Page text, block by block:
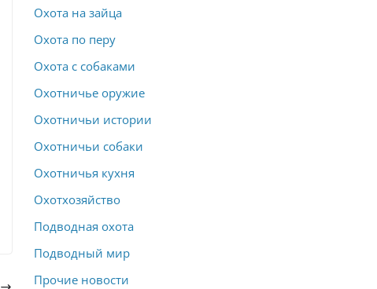
Охота на зайца
Охота по перу
Охота с собаками
Охотничье оружие
Охотничьи истории
Охотничьи собаки
Охотничья кухня
Охотхозяйство
Подводная охота
Подводный мир
Прочие новости